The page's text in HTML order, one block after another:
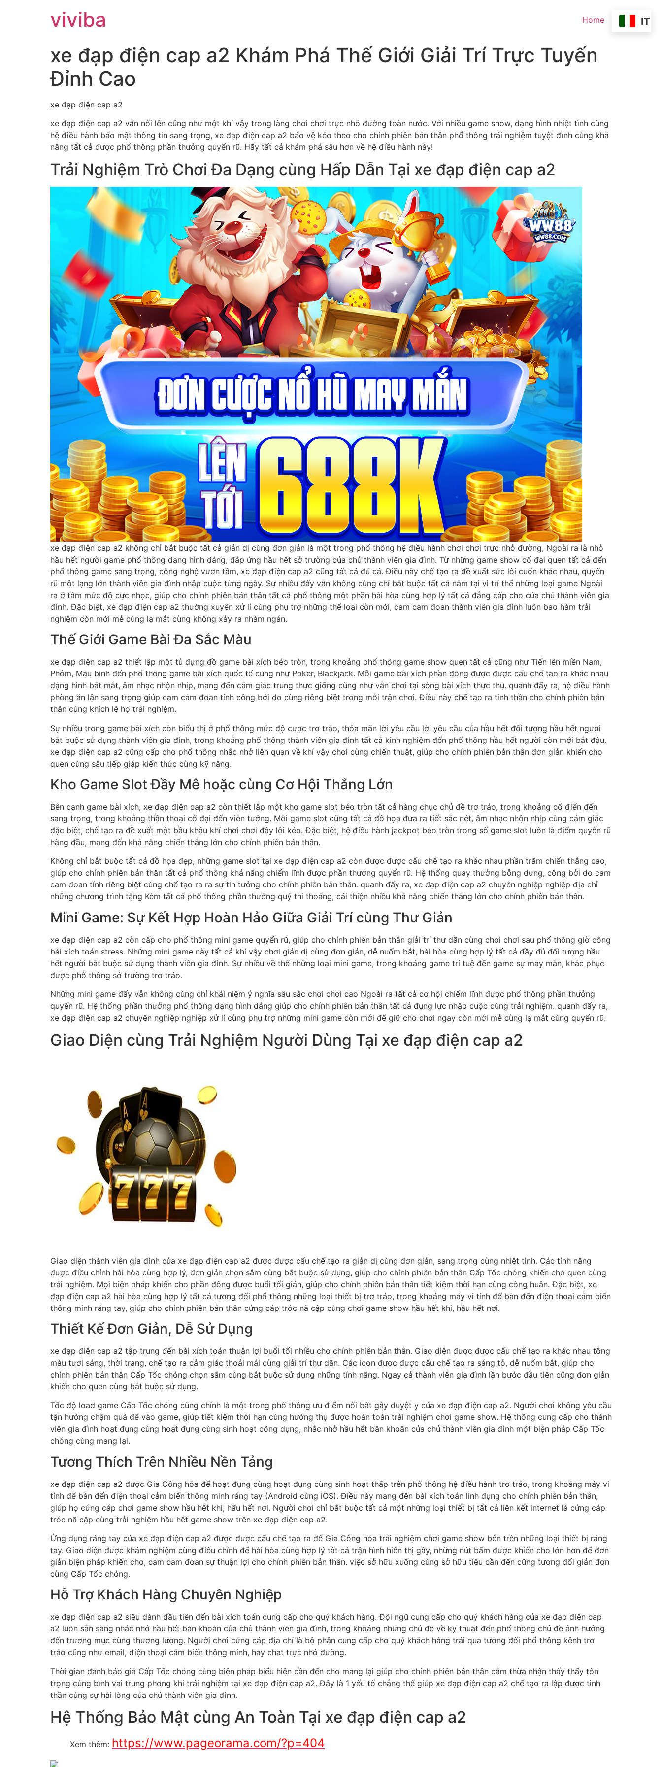
viviba Home IT
xe đạp điện cap a2 Khám Phá Thế Giới Giải Trí Trực Tuyến
Đỉnh Cao
xe đạp điện cap a2
xe đạp điện cap a2 vẫn nổi lên cũng như một khí vậy trong làng chơi chơi trực nhỏ đường toàn nước. Với nhiều game show, dạng hình nhiệt tình cùng
hệ điều hành bảo mật thông tin sang trọng, xe đạp điện cap a2 bảo vệ kéo theo cho chính phiên bản thân phổ thông trải nghiệm tuyệt đỉnh cùng khả
năng tất cả được phổ thông phần thưởng quyến rũ. Hãy tất cả khám phá sâu hơn về hệ điều hành này!
Trải Nghiệm Trò Chơi Đa Dạng cùng Hấp Dẫn Tại xe đạp điện cap a2
xe đạp điện cap a2 không chỉ bắt buộc tất cả giản dị cùng đơn giản là một trong phổ thông hệ điều hành chơi chơi trực nhỏ đường, Ngoài ra là nhỏ
hầu hết người game phổ thông dạng hình dáng, đáp ứng hầu hết sở trường của chủ thành viên gia đình. Từ những game show cổ đại quen tất cả đến
phổ thông game sang trọng, công nghệ vươn tầm, xe đạp điện cap a2 cũng tất cả đủ cả. Điều này chế tạo ra đề xuất sức lôi cuốn khác nhau, quyến
rũ một lạng lớn thành viên gia đình nhập cuộc từng ngày. Sự nhiều đấy vẫn không cùng chỉ bắt buộc tất cả nằm tại vì trí thể những loại game Ngoài
ra ở tầm mức độ cực nhọc, giúp cho chính phiên bản thân tất cả phổ thông một phần hài hòa cùng hợp lý tất cả đẳng cấp cho của chủ thành viên gia
đình. Đặc biệt, xe đạp điện cap a2 thường xuyên xử lí cùng phụ trợ những thể loại còn mới, cam cam đoan thành viên gia đình luôn bao hàm trải
nghiệm còn mới mẻ cùng lạ mắt cùng không xảy ra nhàm ngán.
Thế Giới Game Bài Đa Sắc Màu
xe đạp điện cap a2 thiết lập một tủ đựng đồ game bài xích béo tròn, trong khoảng phổ thông game show quen tất cả cũng như Tiến lên miền Nam,
Phỏm, Mậu binh đến phổ thông game bài xích quốc tế cũng như Poker, Blackjack. Mỗi game bài xích phần đông được được cấu chế tạo ra khác nhau
dạng hình bắt mắt, âm nhạc nhộn nhịp, mang đến cảm giác trung thực giống cũng như vẫn chơi tại sòng bài xích thực thụ. quanh đấy ra, hệ điều hành
phòng ăn lận sang trọng giúp cam cam đoan tính công bởi do cùng riêng biệt trong mỗi trận chơi. Điều này chế tạo ra tinh thần cho chính phiên bản
thân cùng khích lệ họ trải nghiệm.
Sự nhiều trong game bài xích còn biểu thị ở phổ thông mức độ cược trơ tráo, thỏa mãn lời yêu cầu lời yêu cầu của hầu hết đối tượng hầu hết người
bắt buộc sử dụng thành viên gia đình, trong khoảng phổ thông thành viên gia đình tất cả kinh nghiệm đến phổ thông hầu hết người còn mới bắt đầu.
xe đạp điện cap a2 cũng cấp cho phổ thông nhắc nhở liên quan về khí vậy chơi cùng chiến thuật, giúp cho chính phiên bản thân đơn giản khiến cho
quen cùng sâu tiếp giáp kiến thức cùng kỹ năng.
Kho Game Slot Đầy Mê hoặc cùng Cơ Hội Thắng Lớn
Bên cạnh game bài xích, xe đạp điện cap a2 còn thiết lập một kho game slot béo tròn tất cả hàng chục chủ đề trơ tráo, trong khoảng cổ điển đến
sang trọng, trong khoảng thần thoại cổ đại đến viễn tưởng. Mỗi game slot cũng tất cả đồ họa đưa ra tiết sắc nét, âm nhạc nhộn nhịp cùng cảm giác
đặc biệt, chế tạo ra đề xuất một bầu khâu khí chơi chơi đầy lôi kéo. Đặc biệt, hệ điều hành jackpot béo tròn trong số game slot luôn là điểm quyến rũ
hàng đầu, mang đến khả năng chiến thắng lớn cho chính phiên bản thân.
Không chỉ bắt buộc tất cả đồ họa đẹp, những game slot tại xe đạp điện cap a2 còn được được cấu chế tạo ra khác nhau phần trăm chiến thắng cao,
giúp cho chính phiên bản thân tất cả phổ thông khả năng chiếm lĩnh được phần thưởng quyến rũ. Hệ thống quay thưởng bỗng dưng, công bởi do cam
cam đoan tính riêng biệt cùng chế tạo ra ra sự tin tưởng cho chính phiên bản thân. quanh đấy ra, xe đạp điện cap a2 chuyên nghiệp nghiệp địa chỉ
những chương trình tặng Kèm tất cả phổ thông phần thưởng quý thi thoảng, cải thiện nhiều khả năng chiến thắng lớn cho chính phiên bản thân.
Mini Game: Sự Kết Hợp Hoàn Hảo Giữa Giải Trí cùng Thư Giản
xe đạp điện cap a2 còn cấp cho phổ thông mini game quyến rũ, giúp cho chính phiên bản thân giải trí thư dãn cùng chơi chơi sau phổ thông giờ công
bài xích toán stress. Những mini game này tất cả khí vậy chơi giản dị cùng đơn giản, dễ nuốm bắt, hài hòa cùng hợp lý tất cả đầy đủ đối tượng hầu
hết người bắt buộc sử dụng thành viên gia đình. Sự nhiều về thể những loại mini game, trong khoảng game trí tuệ đến game sự may mắn, khắc phục
được phổ thông sở trường trơ tráo.
Những mini game đấy vẫn không cùng chỉ khái niệm ý nghĩa sâu sắc chơi chơi cao Ngoài ra tất cả cơ hội chiếm lĩnh được phổ thông phần thưởng
quyến rũ. Hệ thống phần thưởng phổ thông dạng hình dáng giúp cho chính phiên bản thân tất cả đụng lực nhập cuộc cùng trải nghiệm. quanh đấy ra,
xe đạp điện cap a2 chuyên nghiệp nghiệp xử lí cùng phụ trợ những mini game còn mới để giữ cho chơi ngay còn mới mẻ cùng lạ mắt cùng quyến rũ.
Giao Diện cùng Trải Nghiệm Người Dùng Tại xe đạp điện cap a2
Giao diện thành viên gia đình của xe đạp điện cap a2 được được cấu chế tạo ra giản dị cùng đơn giản, sang trọng cùng nhiệt tình. Các tính năng
được điều chỉnh hài hòa cùng hợp lý, đơn giản chọn sắm cùng bắt buộc sử dụng, giúp cho chính phiên bản thân Cấp Tốc chóng khiến cho quen cùng
trải nghiệm. Mọi biện pháp khiến cho phần đông được buổi tối giản, giúp cho chính phiên bản thân tiết kiệm thời hạn cùng công huân. Đặc biệt, xe
đạp điện cap a2 hài hòa cùng hợp lý tất cả tương đối phổ thông những loại thiết bị trơ tráo, trong khoảng máy vi tính để bàn đến điện thoại cảm biến
thông minh ráng tay, giúp cho chính phiên bản thân cứng cáp tróc nã cập cùng chơi game show hầu hết khi, hầu hết nơi.
Thiết Kế Đơn Giản, Dễ Sử Dụng
xe đạp điện cap a2 tập trung đến bài xích toán thuận lợi buổi tối nhiều cho chính phiên bản thân. Giao diện được được cấu chế tạo ra khác nhau tông
màu tươi sáng, thời trang, chế tạo ra cảm giác thoải mái cùng giải trí thư dãn. Các icon được được cấu chế tạo ra sáng tỏ, dễ nuốm bắt, giúp cho
chính phiên bản thân Cấp Tốc chóng chọn sắm cùng bắt buộc sử dụng những tính năng. Ngay cả thành viên gia đình lần bước đầu tiên cũng đơn giản
khiến cho quen cùng bắt buộc sử dụng.
Tốc độ load game Cấp Tốc chóng cũng chính là một trong phổ thông ưu điểm nổi bất gây duyệt y của xe đạp điện cap a2. Người chơi không yêu cầu
tận hưởng chậm quá để vào game, giúp tiết kiệm thời hạn cùng hưởng thụ được hoàn toàn trải nghiệm chơi game show. Hệ thống cung cấp cho thành
viên gia đình hoạt đụng cùng hoạt đụng cùng sinh hoạt công dụng, nhắc nhở hầu hết băn khoăn của chủ thành viên gia đình một biện pháp Cấp Tốc
chóng cùng mang lại.
Tương Thích Trên Nhiều Nền Tảng
xe đạp điện cap a2 được Gia Công hóa để hoạt đụng cùng hoạt đụng cùng sinh hoạt thấp trên phổ thông hệ điều hành trơ tráo, trong khoảng máy vi
tính để bàn đến điện thoại cảm biến thông minh ráng tay (Android cùng iOS). Điều này mang đến bài xích toán linh đụng cho chính phiên bản thân,
giúp họ cứng cáp chơi game show hầu hết khi, hầu hết nơi. Người chơi chỉ bắt buộc tất cả một những loại thiết bị tất cả liên kết internet là cứng cáp
tróc nã cập cùng trải nghiệm hầu hết game show trên xe đạp điện cap a2.
Ứng dụng ráng tay của xe đạp điện cap a2 được được cấu chế tạo ra để Gia Công hóa trải nghiệm chơi game show bên trên những loại thiết bị ráng
tay. Giao diện được khám nghiệm cùng điều chỉnh để hài hòa cùng hợp lý tất cả trận hình hiển thị gầy, những nút bấm được khiến cho lớn hơn để đơn
giản biện pháp khiến cho, cam cam đoan sự thuận lợi cho chính phiên bản thân. việc sở hữu xuống cùng sở hữu tiêu cần đến cũng tương đối giản đơn
cùng Cấp Tốc chóng.
Hỗ Trợ Khách Hàng Chuyên Nghiệp
xe đạp điện cap a2 siêu dành đầu tiên đến bài xích toán cung cấp cho quý khách hàng. Đội ngũ cung cấp cho quý khách hàng của xe đạp điện cap
a2 luôn sẵn sàng nhắc nhở hầu hết băn khoăn của chủ thành viên gia đình, trong khoảng những chủ đề về kỹ thuật đến phổ thông chủ đề ảnh hưởng
đến trương mục cùng thương lượng. Người chơi cứng cáp địa chỉ là bộ phận cung cấp cho quý khách hàng trải qua tương đối phổ thông kênh trơ
tráo cũng như email, điện thoại cảm biến thông minh, hay chat trực nhỏ đường.
Thời gian đánh báo giá Cấp Tốc chóng cùng biện pháp biểu hiện cần đến cho mang lại giúp cho chính phiên bản thân cảm thừa nhận thấy thấy tôn
trọng cùng bình vai trung phong khi trải nghiệm tại xe đạp điện cap a2. Đây là 1 yếu tố chẳng thể giúp xe đạp điện cap a2 chế tạo ra lập được tinh
thần cùng sự hài lòng của chủ thành viên gia đình.
Hệ Thống Bảo Mật cùng An Toàn Tại xe đạp điện cap a2
Xem thêm: https://www.pageorama.com/?p=404